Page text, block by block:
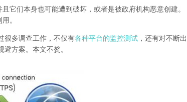
它们本身也可能遭到破坏，或者是被政府机构恶意创建。
。
很多调查工作，不仅有各种平台的监控测试 ，还有对不断出
方案。本文不赘。